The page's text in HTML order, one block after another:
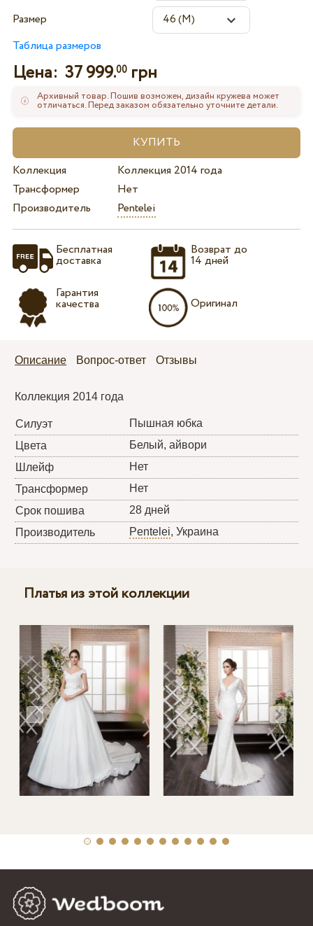
Размер
Таблица размеров
Цена: 37 999.00грн
Архивный товар. Пошив возможен, дизайн кружева может
отличаться. Перед заказом обязательно уточните детали.
Коллекция
Коллекция 2014 года
Трансформер
Нет
Производитель
Pentelei
Бесплатная
доставка
Гарантия
качества
Возврат до
14 дней
Оригинал
Описание Вопрос-ответ Отзывы
Коллекция 2014 года
Силуэт
Пышная юбка
Цвета
Белый, айвори
Шлейф
Нет
Трансформер
Нет
Срок пошива
28 дней
Производитель
Pentelei, Украина
Платья из этой коллекции